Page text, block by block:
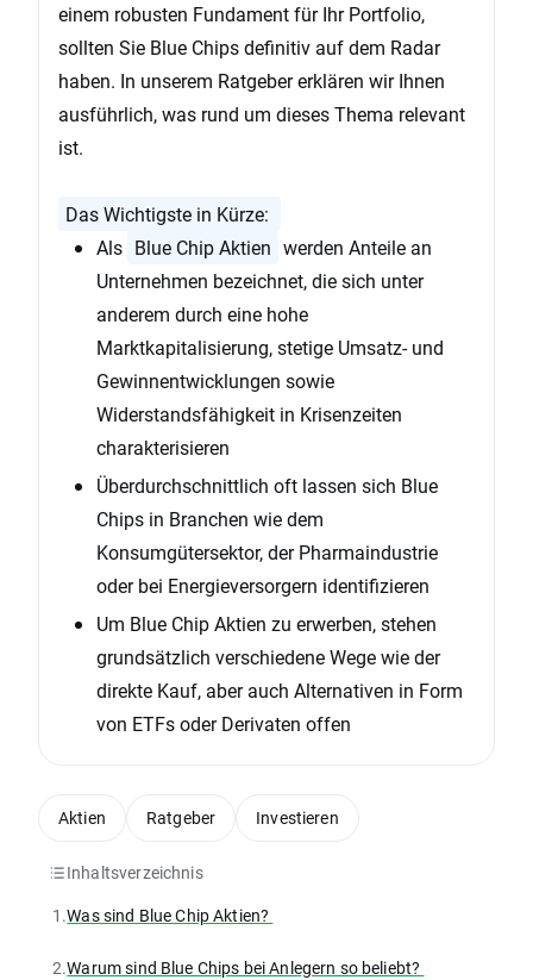
einem robusten Fundament für Ihr Portfolio,
sollten Sie Blue Chips definitiv auf dem Radar
haben. In unserem Ratgeber erklären wir Ihnen
ausführlich, was rund um dieses Thema relevant
ist.
Das Wichtigste in Kürze:
Als Blue Chip Aktien werden Anteile an
Unternehmen bezeichnet, die sich unter
anderem durch eine hohe
Marktkapitalisierung, stetige Umsatz- und
Gewinnentwicklungen sowie
Widerstandsfähigkeit in Krisenzeiten
charakterisieren
Überdurchschnittlich oft lassen sich Blue
Chips in Branchen wie dem
Konsumgütersektor, der Pharmaindustrie
oder bei Energieversorgern identifizieren
Um Blue Chip Aktien zu erwerben, stehen
grundsätzlich verschiedene Wege wie der
direkte Kauf, aber auch Alternativen in Form
von ETFs oder Derivaten offen
Inhaltsverzeichnis
1.Was sind Blue Chip Aktien?
2.Warum sind Blue Chips bei Anlegern so beliebt?
Aktien Ratgeber Investieren